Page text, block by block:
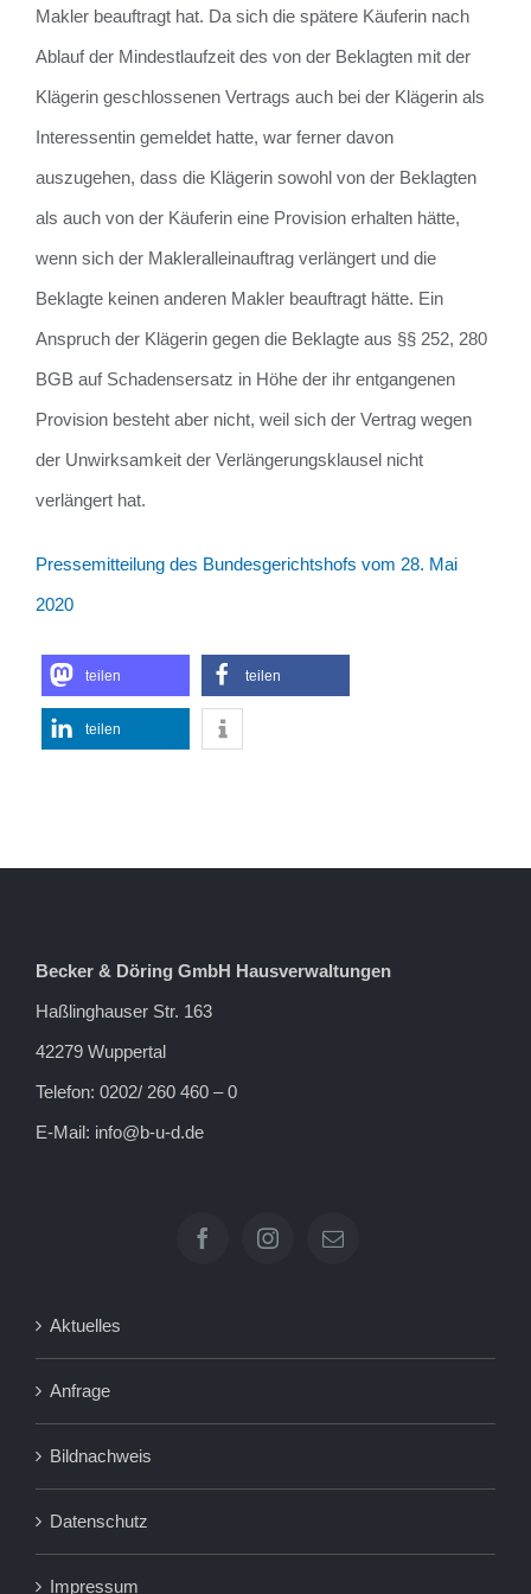
Makler beauftragt hat. Da sich die spätere Käuferin nach
Ablauf der Mindestlaufzeit des von der Beklagten mit der
Klägerin geschlossenen Vertrags auch bei der Klägerin als
Interessentin gemeldet hatte, war ferner davon
auszugehen, dass die Klägerin sowohl von der Beklagten
als auch von der Käuferin eine Provision erhalten hätte,
wenn sich der Makleralleinauftrag verlängert und die
Beklagte keinen anderen Makler beauftragt hätte. Ein
Anspruch der Klägerin gegen die Beklagte aus §§ 252, 280
BGB auf Schadensersatz in Höhe der ihr entgangenen
Provision besteht aber nicht, weil sich der Vertrag wegen
der Unwirksamkeit der Verlängerungsklausel nicht
verlängert hat.
Pressemitteilung des Bundesgerichtshofs vom 28. Mai
2020
teilen teilen
teilen
Becker & Döring GmbH Hausverwaltungen
Haßlinghauser Str. 163
42279 Wuppertal
Telefon: 0202/ 260 460 – 0
E-Mail: info@b-u-d.de
Aktuelles
Anfrage
Bildnachweis
Datenschutz
Impressum